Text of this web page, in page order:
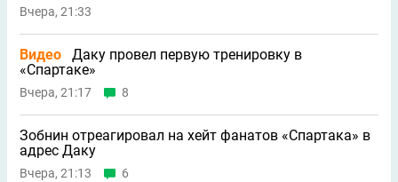
Вчера, 21:33
Видео
Даку провел первую тренировку в
«Спартаке»
Вчера, 21:17 8
Зобнин отреагировал на хейт фанатов «Спартака» в
адрес Даку
Вчера, 21:13 6